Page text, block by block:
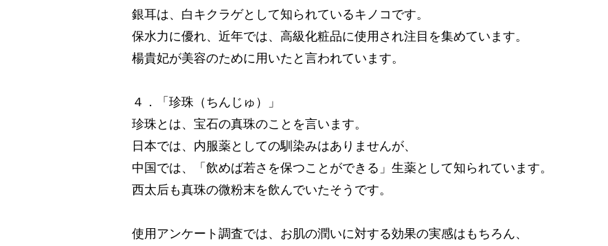
銀耳は、白キクラゲとして知られているキノコです。
保水力に優れ、近年では、高級化粧品に使用され注目を集めています。
楊貴妃が美容のために用いたと言われています。
４．「珍珠（ちんじゅ）」
珍珠とは、宝石の真珠のことを言います。
日本では、内服薬としての馴染みはありませんが、
中国では、「飲めば若さを保つことができる」生薬として知られています。
西太后も真珠の微粉末を飲んでいたそうです。
使用アンケート調査では、お肌の潤いに対する効果の実感はもちろん、